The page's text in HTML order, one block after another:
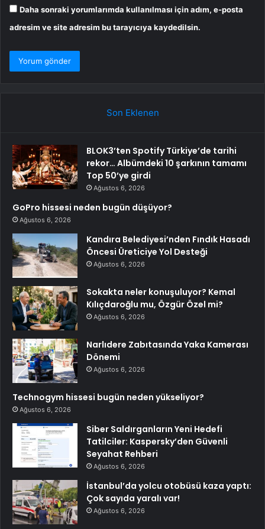
Daha sonraki yorumlarımda kullanılması için adım, e-posta
adresim ve site adresim bu tarayıcıya kaydedilsin.
Son Eklenen
BLOK3’ten Spotify Türkiye’de tarihi
rekor… Albümdeki 10 şarkının tamamı
Top 50’ye girdi
Ağustos 6, 2026
GoPro hissesi neden bugün düşüyor?
Ağustos 6, 2026
Kandıra Belediyesi’nden Fındık Hasadı
Öncesi Üreticiye Yol Desteği
Ağustos 6, 2026
Sokakta neler konuşuluyor? Kemal
Kılıçdaroğlu mu, Özgür Özel mi?
Ağustos 6, 2026
Narlıdere Zabıtasında Yaka Kamerası
Dönemi
Ağustos 6, 2026
Technogym hissesi bugün neden yükseliyor?
Ağustos 6, 2026
Siber Saldırganların Yeni Hedefi
Tatilciler: Kaspersky’den Güvenli
Seyahat Rehberi
Ağustos 6, 2026
İstanbul’da yolcu otobüsü kaza yaptı:
Çok sayıda yaralı var!
Ağustos 6, 2026